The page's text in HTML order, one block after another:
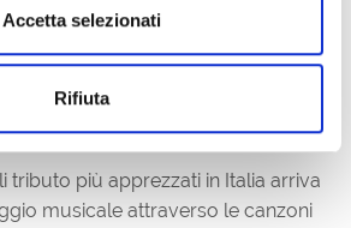
Accetta selezionati
Rifiuta
– Omaggio a
Nazario Sauro
tributo più apprezzati in Italia arriva
musicale attraverso le canzoni